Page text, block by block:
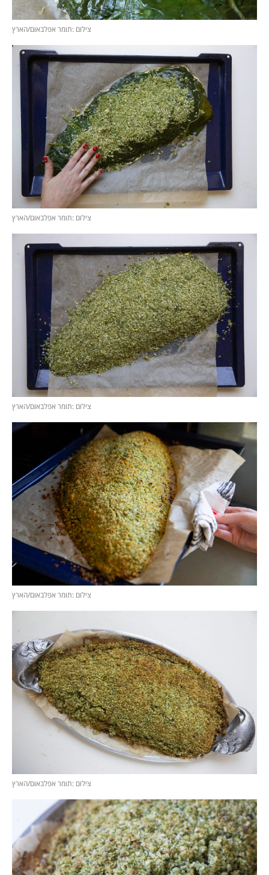
צילום :תומר אפלבאום/הארץ
צילום :תומר אפלבאום/הארץ
צילום :תומר אפלבאום/הארץ
צילום :תומר אפלבאום/הארץ
צילום :תומר אפלבאום/הארץ